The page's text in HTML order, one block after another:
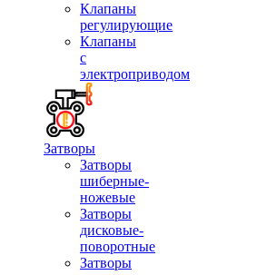
Клапаны
регулирующие
Клапаны
с
электроприводом
Затворы
Затворы
шиберные-
ножевые
Затворы
дисковые-
поворотные
Затворы